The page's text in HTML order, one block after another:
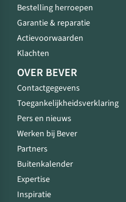
Bestelling herroepen
Garantie & reparatie
Actievoorwaarden
Klachten
OVER BEVER
Contactgegevens
Toegankelijkheidsverklaring
Pers en nieuws
Werken bij Bever
Partners
Buitenkalender
Expertise
Inspiratie